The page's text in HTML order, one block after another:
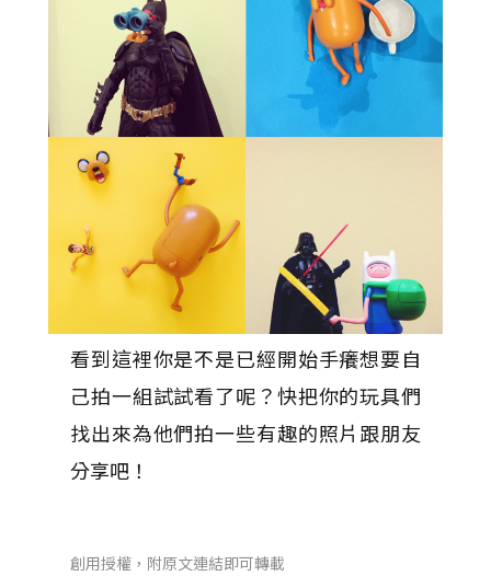
看到這裡你是不是已經開始手癢想要自
己拍一組試試看了呢？快把你的玩具們
找出來為他們拍一些有趣的照片跟朋友
分享吧！
創用授權，附原文連結即可轉載